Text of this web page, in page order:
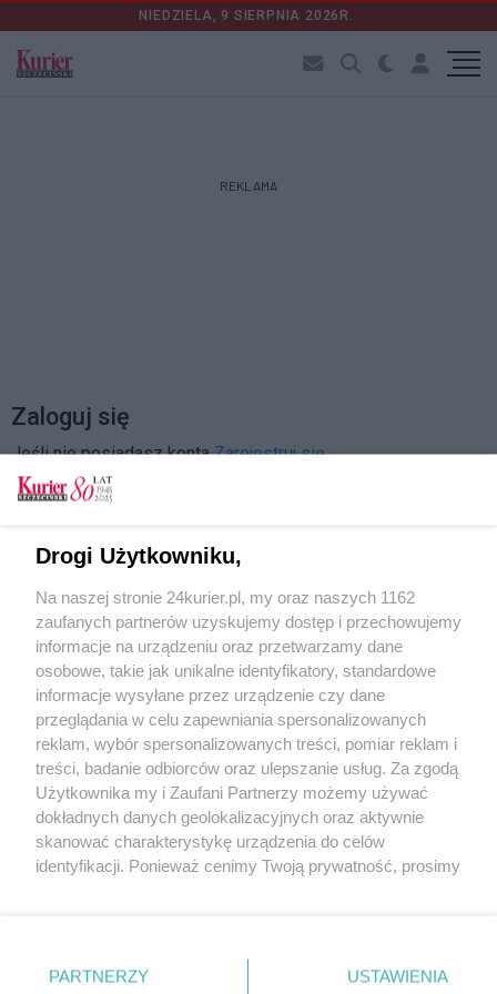
NIEDZIELA, 9 SIERPNIA 2026R.
REKLAMA
Zaloguj się
Jeśli nie posiadasz kontaZarejestruj się
Zapamiętać?
Zaloguj
Zapomniałem hasła
Copyright © 2022 Kurier Szczeciński sp. z o.o.
Drogi Użytkowniku,
Na naszej stronie 24kurier.pl, my oraz naszych 1162
zaufanych partnerów uzyskujemy dostęp i przechowujemy
informacje na urządzeniu oraz przetwarzamy dane
osobowe, takie jak unikalne identyfikatory, standardowe
informacje wysyłane przez urządzenie czy dane
przeglądania w celu zapewniania spersonalizowanych
reklam, wybór spersonalizowanych treści, pomiar reklam i
treści, badanie odbiorców oraz ulepszanie usług. Za zgodą
Użytkownika my i Zaufani Partnerzy możemy używać
dokładnych danych geolokalizacyjnych oraz aktywnie
skanować charakterystykę urządzenia do celów
identyfikacji. Ponieważ cenimy Twoją prywatność, prosimy
prywatności znajdujący się w lewym dolnym rogu strony
. Niektóre rodzaje przetwarzania danych nie wymagają
PARTNERZY USTAWIENIA